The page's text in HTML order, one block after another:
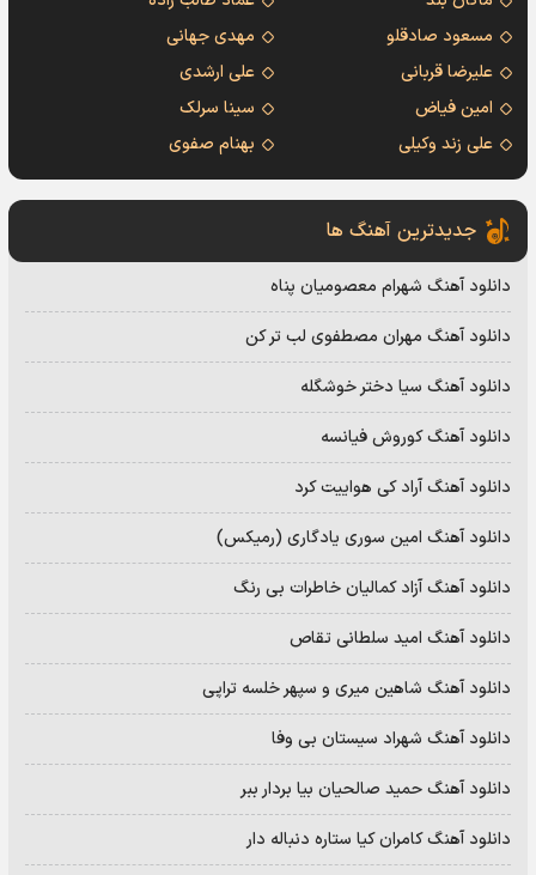
مسعود صادقلو
مهدی جهانی
علیرضا قربانی
علی ارشدی
امین فیاض
سینا سرلک
علی زند وکیلی
بهنام صفوی
جدیدترین آهنگ ها
دانلود آهنگ شهرام معصومیان پناه
دانلود آهنگ مهران مصطفوی لب تر کن
دانلود آهنگ سیا دختر خوشگله
دانلود آهنگ کوروش فیانسه
دانلود آهنگ آراد کی هواییت کرد
دانلود آهنگ امین سوری یادگاری (رمیکس)
دانلود آهنگ آزاد کمالیان خاطرات بی رنگ
دانلود آهنگ امید سلطانی تقاص
دانلود آهنگ شاهین میری و سپهر خلسه تراپی
دانلود آهنگ شهراد سیستان بی وفا
دانلود آهنگ حمید صالحیان بیا بردار ببر
دانلود آهنگ کامران کیا ستاره دنباله دار